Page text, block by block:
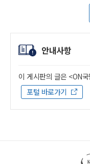
안내사항
이 게시판의 글은 <ON
포털 바로가기
국